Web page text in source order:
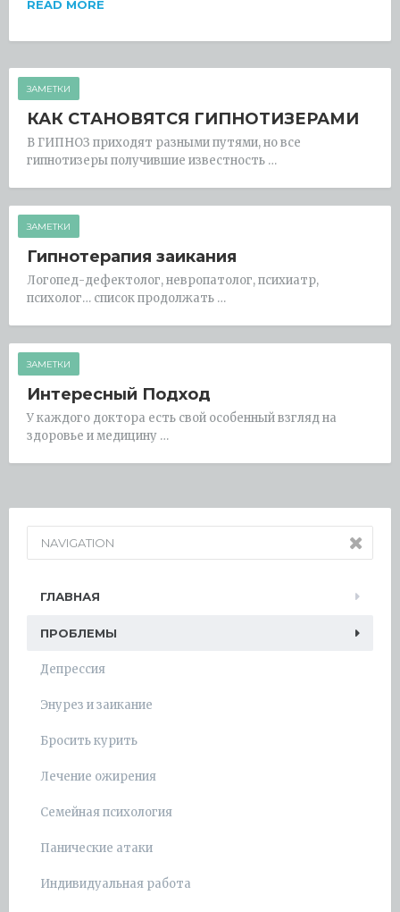
READ MORE
ЗАМЕТКИ
КАК СТАНОВЯТСЯ ГИПНОТИЗЕРАМИ
В ГИПНОЗ приходят разными путями, но все
гипнотизеры получившие известность …
ЗАМЕТКИ
Гипнотерапия заикания
Логопед-дефектолог, невропатолог, психиатр,
психолог… список продолжать …
ЗАМЕТКИ
Интересный Подход
У каждого доктора есть свой особенный взгляд на
здоровье и медицину …
NAVIGATION
ГЛАВНАЯ
ПРОБЛЕМЫ
Депрессия
Энурез и заикание
Бросить курить
Лечение ожирения
Семейная психология
Панические атаки
Индивидуальная работа